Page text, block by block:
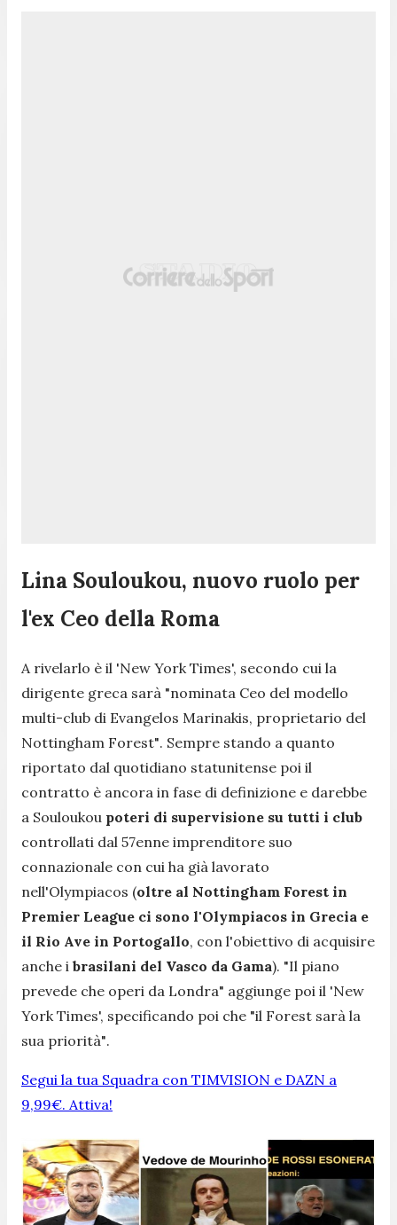
Lina Souloukou, nuovo ruolo per
l'ex Ceo della Roma
A rivelarlo è il 'New York Times', secondo cui la
dirigente greca sarà "nominata Ceo del modello
multi-club di Evangelos Marinakis, proprietario del
Nottingham Forest". Sempre stando a quanto
riportato dal quotidiano statunitense poi il
contratto è ancora in fase di definizione e darebbe
a Souloukou poteri di supervisione su tutti i club
controllati dal 57enne imprenditore suo
connazionale con cui ha già lavorato
nell'Olympiacos (oltre al Nottingham Forest in
Premier League ci sono l'Olympiacos in Grecia e
il Rio Ave in Portogallo, con l'obiettivo di acquisire
anche i brasilani del Vasco da Gama). "Il piano
prevede che operi da Londra" aggiunge poi il 'New
York Times', specificando poi che "il Forest sarà la
sua priorità".
Segui la tua Squadra con TIMVISION e DAZN a
9,99€. Attiva!